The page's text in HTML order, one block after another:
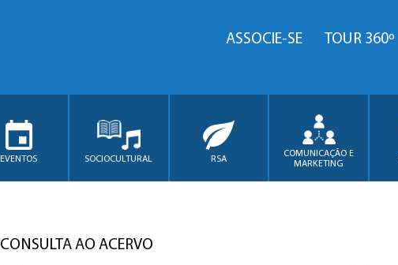
ASSOCIE-SE TOUR 360º
EVENTOS SOCIOCULTURAL RSA
COMUNICAÇÃO E
MARKETING
CONSULTA AO ACERVO